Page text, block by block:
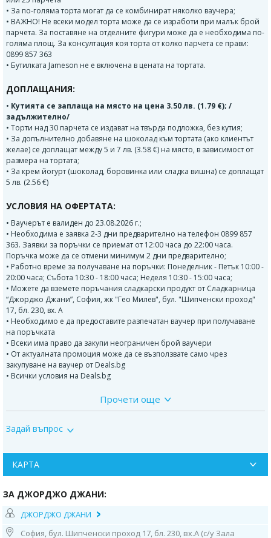
• За по-голяма торта могат да се комбинират няколко ваучера;
• ВАЖНО! Не всеки модел торта може да се изработи при малък брой
парчета. За поставяне на отделните фигури може да е необходима по-
голяма площ. За консултация коя торта от колко парчета се прави:
0899 857 363
• Бутилката Jameson не е включена в цената на тортата.
ДОПЛАЩАНИЯ:
• Кутията се заплаща на място на цена 3.50 лв. (1.79 €); /
задължително/
• Торти над 30 парчета се издават на твърда подложка, без кутия;
• За допълнително добавяне на шоколад към тортата (ако клиентът
желае) се доплащат между 5 и 7 лв. (3.58 €) на място, в зависимост от
размера на тортата;
• За крем йогурт (шоколад, боровинка или сладка вишна) се доплащат
5 лв. (2.56 €)
УСЛОВИЯ НА ОФЕРТАТА:
• Ваучерът е валиден до 23.08.2026 г.;
• Необходима е заявка 2-3 дни предварително на телефон 0899 857
363. Заявки за поръчки се приемат от 12:00 часа до 22:00 часа.
Поръчка може да се отмени минимум 2 дни предварително;
• Работно време за получаване на поръчки: Понеделник - Петък 10:00 -
20:00 часа; Събота 10:30 - 18:00 часа; Неделя 10:30 - 15:00 часа;
• Можете да вземете поръчания сладкарски продукт от Сладкарница
“Джорджо Джани”, София, жк "Гео Милев", бул. "Шипченски проход"
17, бл. 230, вх. А
• Необходимо е да предоставите разпечатан ваучер при получаване
на поръчката
• Всеки има право да закупи неограничен брой ваучери
• От актуалната промоция може да се възползвате само чрез
закупуване на ваучер от Deals.bg
• Всички условия на Deals.bg
Сладкарница Джорджо Джани
набухватели и консерванти. Използват се само естествени продукти.
Джорджо Джание сладкарница с дългогодишни традиции в
вкус и с усет към всеки продукт, като непрестанно радва своите малки
и големи клиенти и ценители на вкусните торти. Сладкарницата
Винаги е пълна с нови идеи и рецепти и специално отношение към
визията на предлаганите артикули. Сладкарница Джорджо Джани
предлага на своите клиенти богат асортимент от сватбени и
празнични торти с фото декорация и с ръчно моделирана декорация,
Прочети още
Задай въпрос
КАРТА
ЗА ДЖОРДЖО ДЖАНИ:
ДЖОРДЖО ДЖАНИ
София, бул. Шипченски проход 17, бл. 230, вх.А (с/у Зала